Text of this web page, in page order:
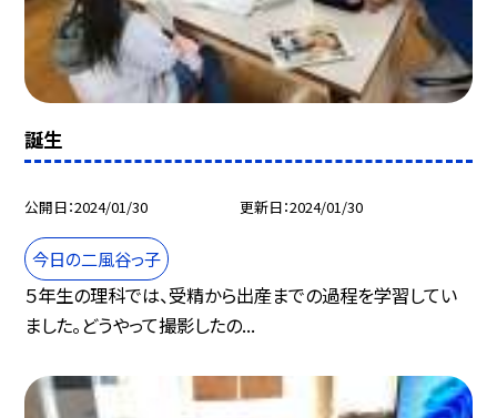
誕生
公開日 2024/01/30 更新日 2024/01/30
今日の二風谷っ子
５年生の理科では、受精から出産までの過程を学習してい
ました。どうやって撮影したの...